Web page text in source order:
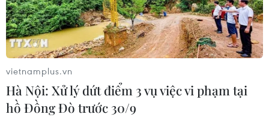
vietnamplus.vn
Hà Nội: Xử lý dứt điểm 3 vụ việc vi phạm tại
hồ Đồng Đò trước 30/9